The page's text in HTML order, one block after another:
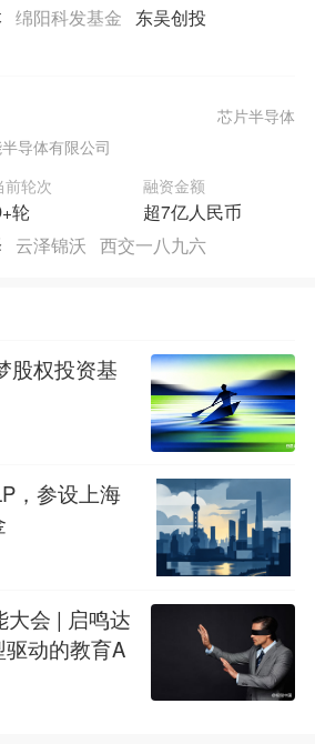
绵阳科发基金
东吴创投
导体有限公司
前轮次
轮
融资金额
超7亿人民币
芯片半导体
云泽锦沃 西交一八九六
股权投资基
，参设上海
大会 | 启鸣达
驱动的教育A